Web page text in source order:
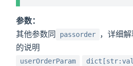
参数：
其他参数同
passorder ，详细
的说明
userOrderParam